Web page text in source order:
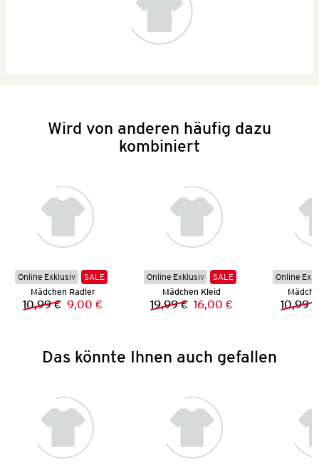
Wird von anderen häufig dazu
kombiniert
Online Exklusiv
SALE
Mädchen Radler
Vorheriger Preis:
10,99 € Neuer Preis:
9,00 €
Online Exklusiv
SALE
Mädchen Kleid
Vorheriger Preis:
19,99 € Neuer Preis:
16,00 €
Online
10,99 €
Das könnte Ihnen auch gefallen